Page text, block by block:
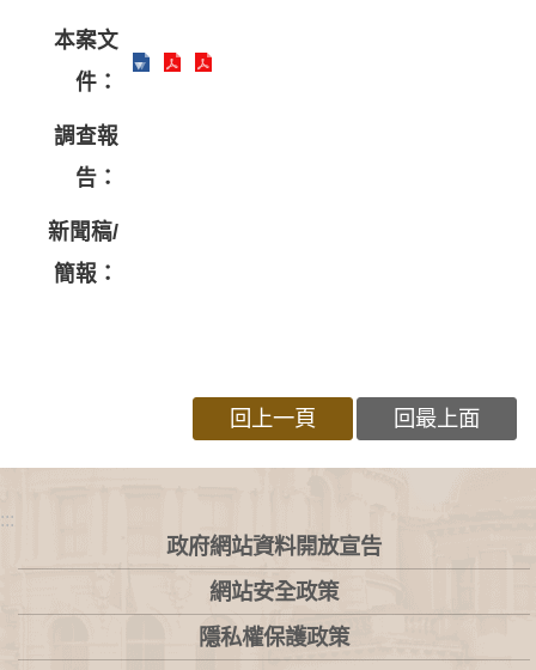
本案文
件：
調查報
告：
新聞稿/
簡報：
回上一頁 回最上面
:::
政府網站資料開放宣告
網站安全政策
隱私權保護政策